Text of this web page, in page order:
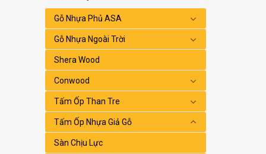
Gỗ Nhựa Phủ ASA
Gỗ Nhựa Ngoài Trời
Shera Wood
Conwood
Tấm Ốp Than Tre
Tấm Ốp Nhựa Giả Gỗ
Sàn Chịu Lực